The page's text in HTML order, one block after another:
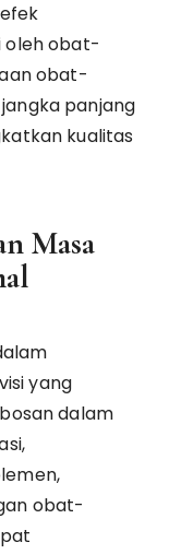
oleh obat-
obat-
panjang
kualitas
Masa
yang
dalam
obat-